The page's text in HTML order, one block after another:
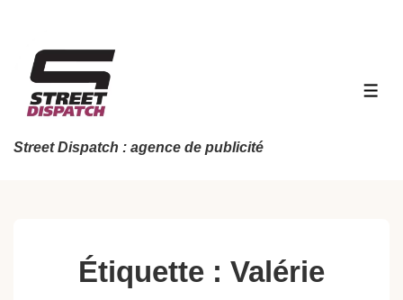
contenu
principal
Street Dispatch : agence de publicité
Étiquette : Valérie